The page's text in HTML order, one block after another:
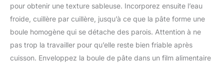
pour obtenir une texture sableuse. Incorporez ensuite l’eau
froide, cuillère par cuillère, jusqu’à ce que la pâte forme une
boule homogène qui se détache des parois. Attention à ne
pas trop la travailler pour qu’elle reste bien friable après
cuisson. Enveloppez la boule de pâte dans un film alimentaire